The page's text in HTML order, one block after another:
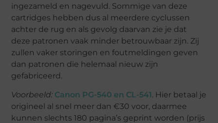
ingezameld en nagevuld. Sommige van deze
cartridges hebben dus al meerdere cyclussen
achter de rug en als gevolg daarvan zie je dat
deze patronen vaak minder betrouwbaar zijn. Zij
zullen vaker storingen en foutmeldingen geven
dan patronen die helemaal nieuw zijn
gefabriceerd.
Voorbeeld: Canon PG-540 en CL-541. Hier betaal je
origineel al snel meer dan €30 voor, daarmee
kunnen slechts 180 pagina’s geprint worden (prijs